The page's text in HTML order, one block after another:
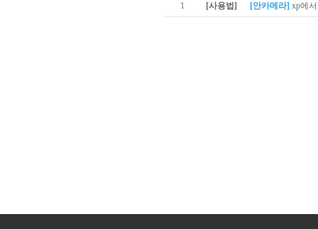
1 [사용법] [안카메라] xp에